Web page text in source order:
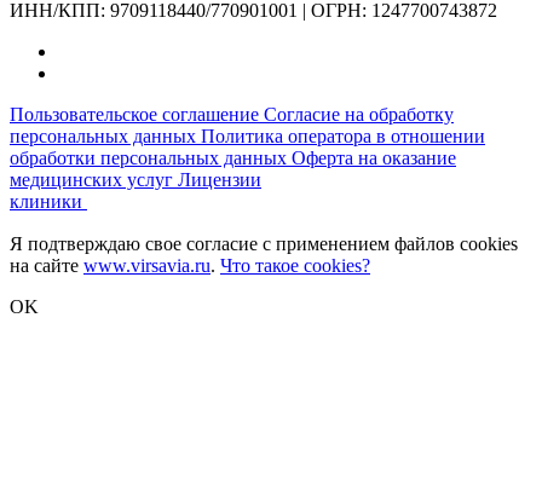
ИНН/КПП: 9709118440/770901001 | ОГРН: 1247700743872
Пользовательское соглашение Согласие на обработку
персональных данных Политика оператора в отношении
обработки персональных данных Оферта на оказание
медицинских услуг Лицензии
клиники
Я подтверждаю свое согласие с применением файлов cookies
на сайте www.virsavia.ru. Что такое cookies?
OK